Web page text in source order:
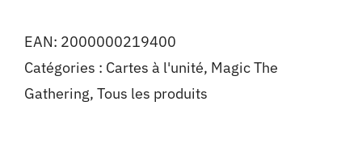
EAN: 2000000219400
Catégories : Cartes à l'unité, Magic The
Gathering, Tous les produits